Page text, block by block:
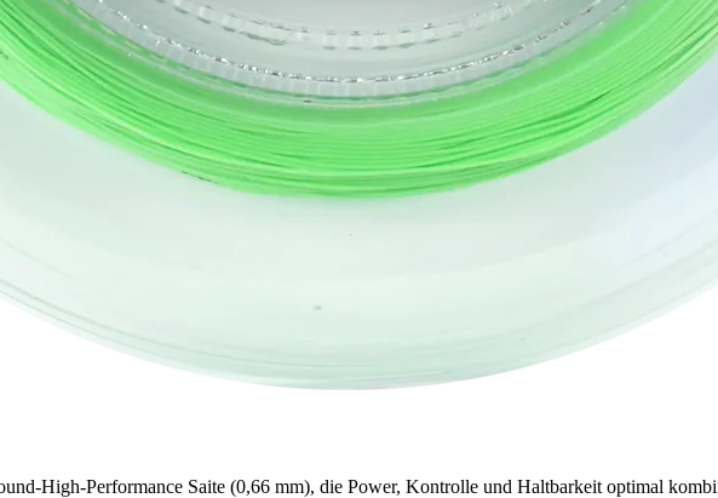
High-Performance Saite (0,66 mm), die Power, Kontrolle und Haltbarkeit optimal